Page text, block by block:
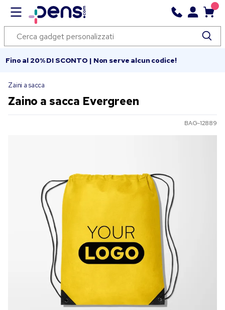
Fino al 20% DI SCONTO | Non serve alcun codice!
Zaini a sacca
Zaino a sacca Evergreen
BAG-12889